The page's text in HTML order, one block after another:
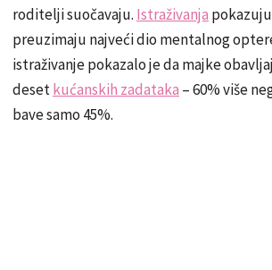
roditelji suočavaju. Istraživanja
preuzimaju najveći dio mentalnog
istraživanje pokazalo je da majke
desetkućanskih zadataka – 60% više
bave samo 45%.